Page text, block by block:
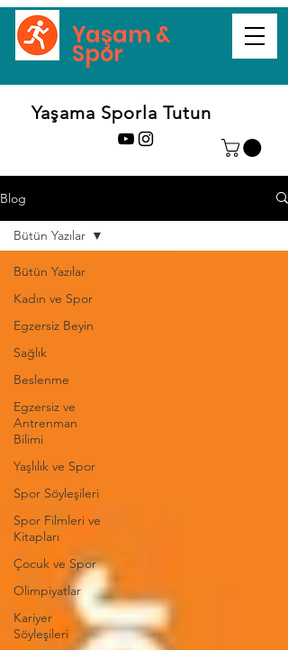
Yaşam &
Spor
Yaşama Sporla Tutun
Blog
Bütün Yazılar
Kadın ve Spor
Egzersiz Beyin
Sağlık
Beslenme
Egzersiz ve
Antrenman
Bilimi
Yaşlılık ve Spor
Spor Söyleşileri
Spor Filmleri ve
Kitapları
Çocuk ve Spor
Olimpiyatlar
Kariyer
Söyleşileri
Bütün Yazılar